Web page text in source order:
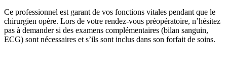
Ce professionnel est garant de vos fonctions vitales pendant que le
chirurgien opère. Lors de votre rendez-vous préopératoire, n’hésitez
pas à demander si des examens complémentaires (bilan sanguin,
ECG) sont nécessaires et s’ils sont inclus dans son forfait de soins.